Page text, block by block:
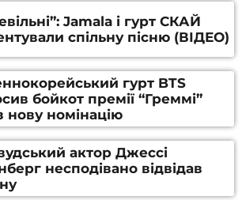
Jamala і гурт СКАЙ
спільну пісню (ВІДЕО)
гурт BTS
бойкот премії “Греммі”
нову номінацію
актор Джессі
несподівано відвідав